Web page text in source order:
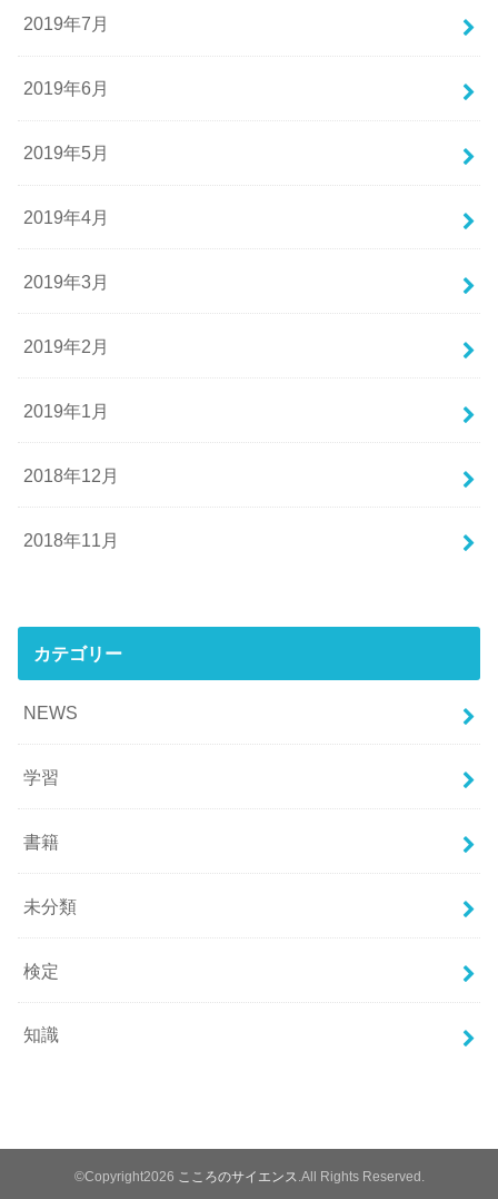
2019年7月
2019年6月
2019年5月
2019年4月
2019年3月
2019年2月
2019年1月
2018年12月
2018年11月
カテゴリー
NEWS
学習
書籍
未分類
検定
知識
©Copyright2026 こころのサイエンス .All Rights Reserved.